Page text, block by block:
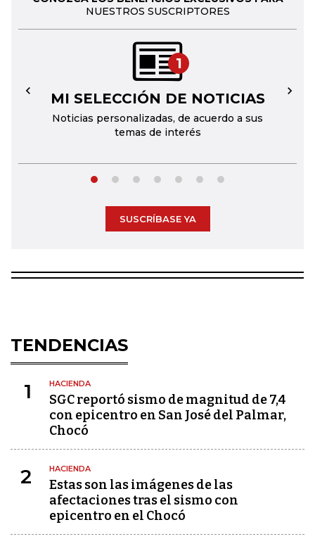
NUESTROS SUSCRIPTORES
1
MI SELECCIÓN DE NOTICIAS
Noticias personalizadas, de acuerdo a sus
temas de interés
← →
SUSCRÍBASE YA
TENDENCIAS
1 HACIENDA
SGC reportó sismo de magnitud de 7,4
con epicentro en San José del Palmar,
Chocó
2 HACIENDA
Estas son las imágenes de las
afectaciones tras el sismo con
epicentro en el Chocó